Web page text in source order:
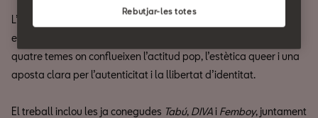
L’artista i performer Joan Liaño presenta a CASA SEAT el seu
esperat primer EP, titulat
quatre temes on conflueixen l’actitud pop, l’estètica queer i una
aposta clara per l’autenticitat i la llibertat d’identitat.
El treball inclou les ja conegudes Tabú, DIVAi Femboy, juntament
Rebutjar-les totes